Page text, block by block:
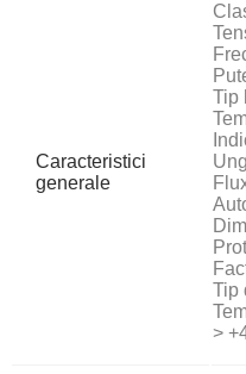
Caracteristici
generale
Tip
Tip
>